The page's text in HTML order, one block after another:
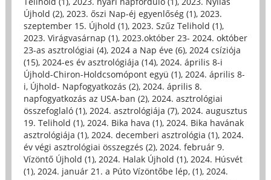
Újhold (2), 2023. őszi Nap-éj egyenlőség (1), 2023.
szeptember 15. Újhold (1), 2023. Szűz Telihold (1),
2023. Virágvasárnap (1), 2023.október 23- 2024. október
23-as asztrológiai (4), 2024 a Nap éve (6), 2024 csíziója
(15), 2024-es év asztrológiája (14), 2024. április 8-i
Újhold-Chiron-Holdcsomópont együ (1), 2024. április 8-
i, Újhold- Napfogyatkozás (2), 2024. április 8.
napfogyatkozás az USA-ban (2), 2024. asztrológiai
összefoglaló (1), 2024. asztrológiája (7), 2024. augusztus
19. Telihold (1), 2024. Bika hava (1), 2024. Bika havának
asztrológiája (1), 2024. decemberi asztrológia (1), 2024.
év végi asztrológiai összegzés (2), 2024. február 9.
Vízöntő Újhold (1), 2024. Halak Újhold (1), 2024. Húsvét
(1), 2024. január 21. a Púto Vízöntőbe lép, (1), 2024.